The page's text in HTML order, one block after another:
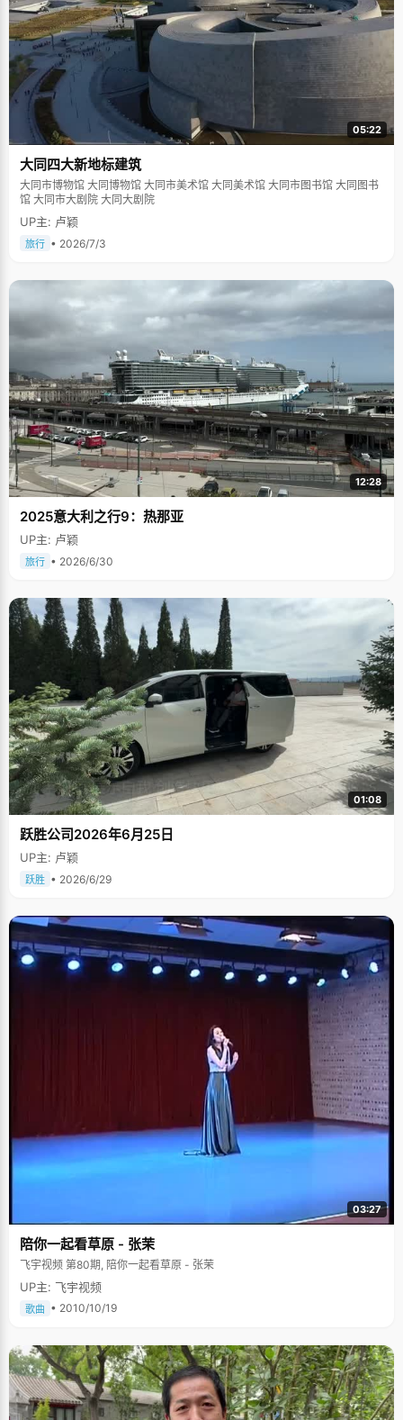
05:22
大同四大新地标建筑
大同市博物馆 大同博物馆 大同市美术馆 大同美术馆 大同市图书馆 大同图书
馆 大同市大剧院 大同大剧院
UP主: 卢颖
旅行 • 2026/7/3
12:28
2025意大利之行9：热那亚
UP主: 卢颖
旅行 • 2026/6/30
01:08
跃胜公司2026年6月25日
UP主: 卢颖
跃胜 • 2026/6/29
03:27
陪你一起看草原 - 张茉
飞宇视频 第80期, 陪你一起看草原 - 张茉
UP主: 飞宇视频
歌曲 • 2010/10/19